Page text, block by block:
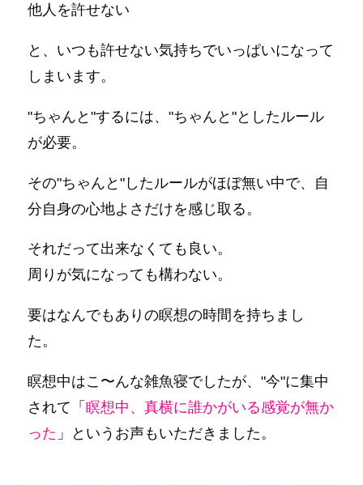
他人を許せない
と、いつも許せない気持ちでいっぱいになって
しまいます。
"ちゃんと"するには、"ちゃんと"としたルール
が必要。
その"ちゃんと"したルールがほぼ無い中で、自
分自身の心地よさだけを感じ取る。
それだって出来なくても良い。
周りが気になっても構わない。
要はなんでもありの瞑想の時間を持ちまし
た。
瞑想中はこ〜んな雑魚寝でしたが、"今"に集中
されて「瞑想中、真横に誰かがいる感覚が無か
った 」というお声もいただきました。